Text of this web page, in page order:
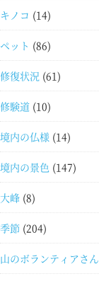
キノコ (14)
ペット (86)
修復状況 (61)
修験道 (10)
境内の仏様 (14)
境内の景色 (147)
大峰 (8)
季節 (204)
山のボランティアさん